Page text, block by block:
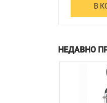
В
НЕДАВНО